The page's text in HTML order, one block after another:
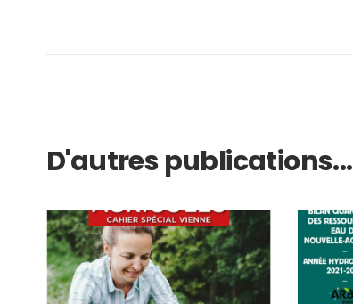
D'autres publications...